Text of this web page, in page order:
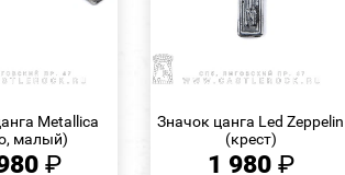
Metallica
малый)
₽
Значок цанга Led Zeppelin
(крест)
1 980 ₽